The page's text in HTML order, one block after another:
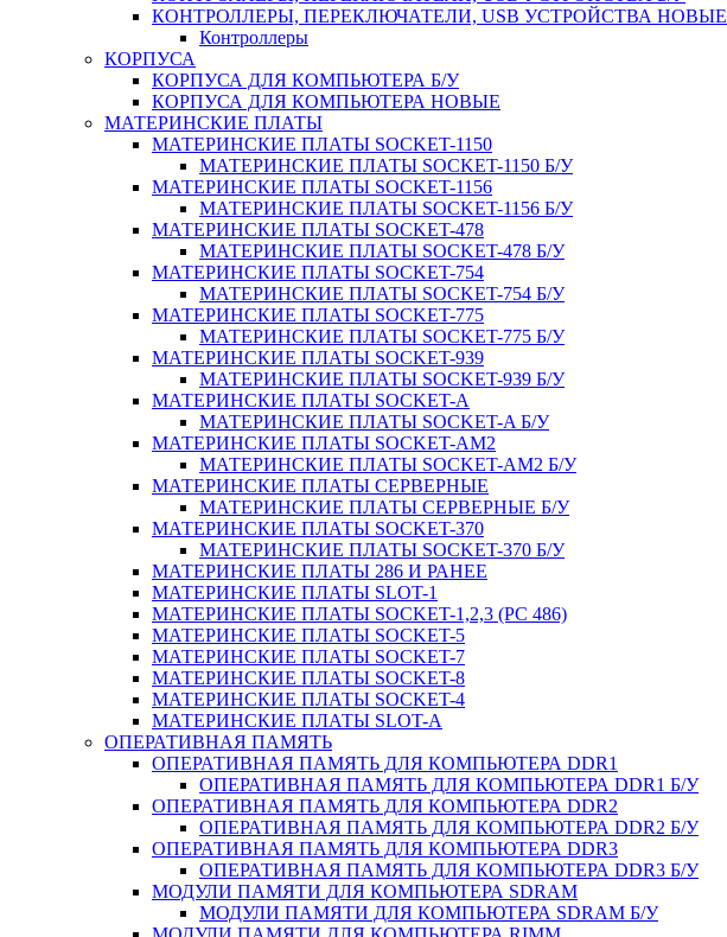
КОНТРОЛЛЕРЫ, ПЕРЕКЛЮЧАТЕЛИ, USB УСТРОЙСТВА НОВЫЕ
Контроллеры
КОРПУСА
КОРПУСА ДЛЯ КОМПЬЮТЕРА Б/У
КОРПУСА ДЛЯ КОМПЬЮТЕРА НОВЫЕ
МАТЕРИНСКИЕ ПЛАТЫ
МАТЕРИНСКИЕ ПЛАТЫ SOCKET-1150
МАТЕРИНСКИЕ ПЛАТЫ SOCKET-1150 Б/У
МАТЕРИНСКИЕ ПЛАТЫ SOCKET-1156
МАТЕРИНСКИЕ ПЛАТЫ SOCKET-1156 Б/У
МАТЕРИНСКИЕ ПЛАТЫ SOCKET-478
МАТЕРИНСКИЕ ПЛАТЫ SOCKET-478 Б/У
МАТЕРИНСКИЕ ПЛАТЫ SOCKET-754
МАТЕРИНСКИЕ ПЛАТЫ SOCKET-754 Б/У
МАТЕРИНСКИЕ ПЛАТЫ SOCKET-775
МАТЕРИНСКИЕ ПЛАТЫ SOCKET-775 Б/У
МАТЕРИНСКИЕ ПЛАТЫ SOCKET-939
МАТЕРИНСКИЕ ПЛАТЫ SOCKET-939 Б/У
МАТЕРИНСКИЕ ПЛАТЫ SOCKET-A
МАТЕРИНСКИЕ ПЛАТЫ SOCKET-A Б/У
МАТЕРИНСКИЕ ПЛАТЫ SOCKET-AM2
МАТЕРИНСКИЕ ПЛАТЫ SOCKET-AM2 Б/У
МАТЕРИНСКИЕ ПЛАТЫ СЕРВЕРНЫЕ
МАТЕРИНСКИЕ ПЛАТЫ СЕРВЕРНЫЕ Б/У
МАТЕРИНСКИЕ ПЛАТЫ SOCKET-370
МАТЕРИНСКИЕ ПЛАТЫ SOCKET-370 Б/У
МАТЕРИНСКИЕ ПЛАТЫ 286 И РАНЕЕ
МАТЕРИНСКИЕ ПЛАТЫ SLOT-1
МАТЕРИНСКИЕ ПЛАТЫ SOCKET-1,2,3 (PC 486)
МАТЕРИНСКИЕ ПЛАТЫ SOCKET-5
МАТЕРИНСКИЕ ПЛАТЫ SOCKET-7
МАТЕРИНСКИЕ ПЛАТЫ SOCKET-8
МАТЕРИНСКИЕ ПЛАТЫ SOCKET-4
МАТЕРИНСКИЕ ПЛАТЫ SLOT-A
ОПЕРАТИВНАЯ ПАМЯТЬ
ОПЕРАТИВНАЯ ПАМЯТЬ ДЛЯ КОМПЬЮТЕРА DDR1
ОПЕРАТИВНАЯ ПАМЯТЬ ДЛЯ КОМПЬЮТЕРА DDR1 Б/У
ОПЕРАТИВНАЯ ПАМЯТЬ ДЛЯ КОМПЬЮТЕРА DDR2
ОПЕРАТИВНАЯ ПАМЯТЬ ДЛЯ КОМПЬЮТЕРА DDR2 Б/У
ОПЕРАТИВНАЯ ПАМЯТЬ ДЛЯ КОМПЬЮТЕРА DDR3
ОПЕРАТИВНАЯ ПАМЯТЬ ДЛЯ КОМПЬЮТЕРА DDR3 Б/У
МОДУЛИ ПАМЯТИ ДЛЯ КОМПЬЮТЕРА SDRAM
МОДУЛИ ПАМЯТИ ДЛЯ КОМПЬЮТЕРА SDRAM Б/У